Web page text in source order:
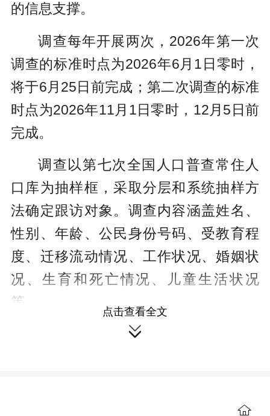
的信息支撑。
调查每年开展两次，2026年第一次
调查的标准时点为2026年6月1日零时，
将于6月25日前完成；第二次调查的标准
时点为2026年11月1日零时，12月5日前
完成。
调查以第七次全国人口普查常住人
口库为抽样框，采取分层和系统抽样方
法确定跟访对象。调查内容涵盖姓名、
性别、年龄、公民身份号码、受教育程
度、迁移流动情况、工作状况、婚姻状
况、生育和死亡情况、儿童生活状况
等。
市统计局相关负责人表示，调查工
开展。如果被抽中作为调查对象，请积
点击查看全文
